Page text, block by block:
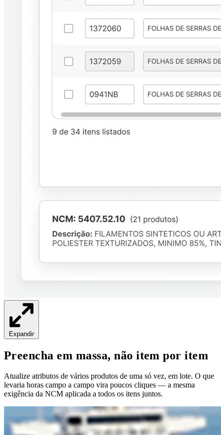
Expandir
Preencha em massa, não item por item
Atualize atributos de vários produtos de uma só vez, em lote. O que
levaria horas campo a campo vira poucos cliques — a mesma
exigência da NCM aplicada a todos os itens juntos.